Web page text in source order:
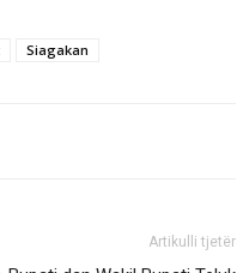
Siagakan
Artikulli tjetër